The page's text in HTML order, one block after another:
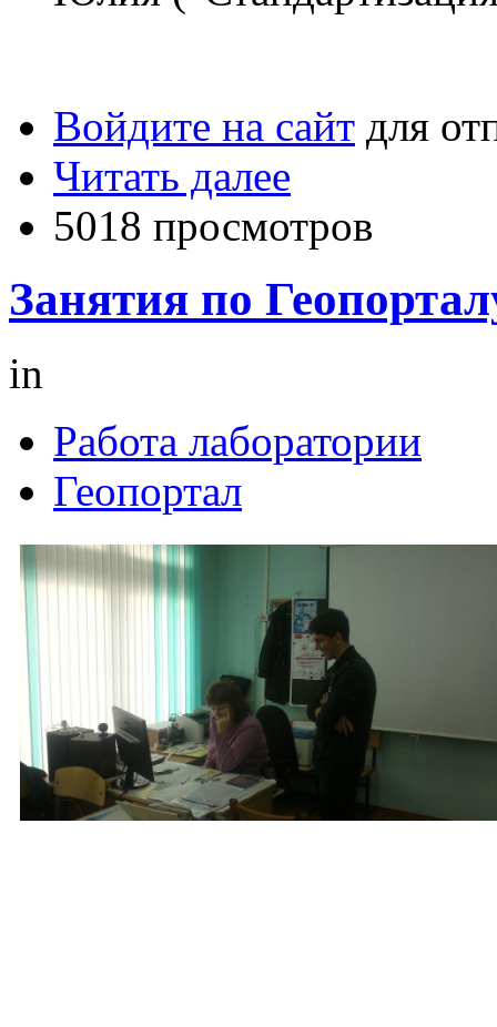
Войдите на сайт для
Читать далее
5018 просмотров
Занятия по
in
Работа лаборатории
Геопортал